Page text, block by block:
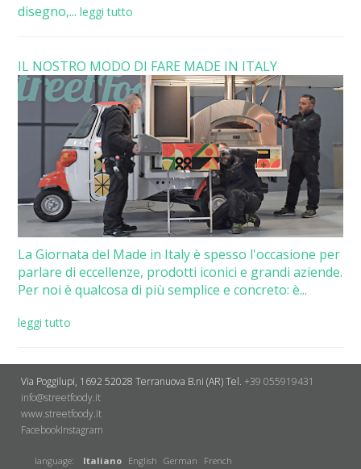
disegno,... leggi tutto
IL NOSTRO MODO DI FARE MADE IN ITALY
La Giornata del Made in Italy è spesso l'occasione per
parlare di eccellenze, prodotti iconici e grandi aziende.
Per noi è qualcosa di più semplice e concreto: è...
leggi tutto
Via Poggilupi, 1692 52028 Terranuova B.ni (AR)Tel. +39 055919431
info@streetfoody.it
www.streetfoody.it
Facebook​Instagram
language: Italiano English German French